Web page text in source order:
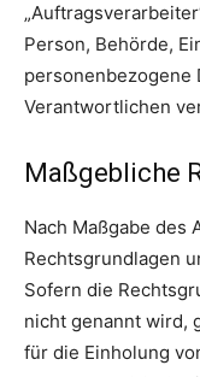
Person, Behörde,
personenbezogene
Verantwortlichen
Maßgebliche
Nach Maßgabe des
Rechtsgrundlagen
Sofern die
nicht genannt wird,
für die Einholung